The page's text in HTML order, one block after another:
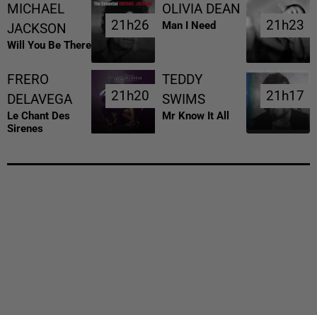
MICHAEL
JACKSON
Will You Be There
21h26
21h26
OLIVIA DEAN
Man I Need 21h23
21h23
FRERO
DELAVEGA
Le Chant Des
Sirenes
21h20
21h20
TEDDY
SWIMS
Mr Know It All
21h17
21h17